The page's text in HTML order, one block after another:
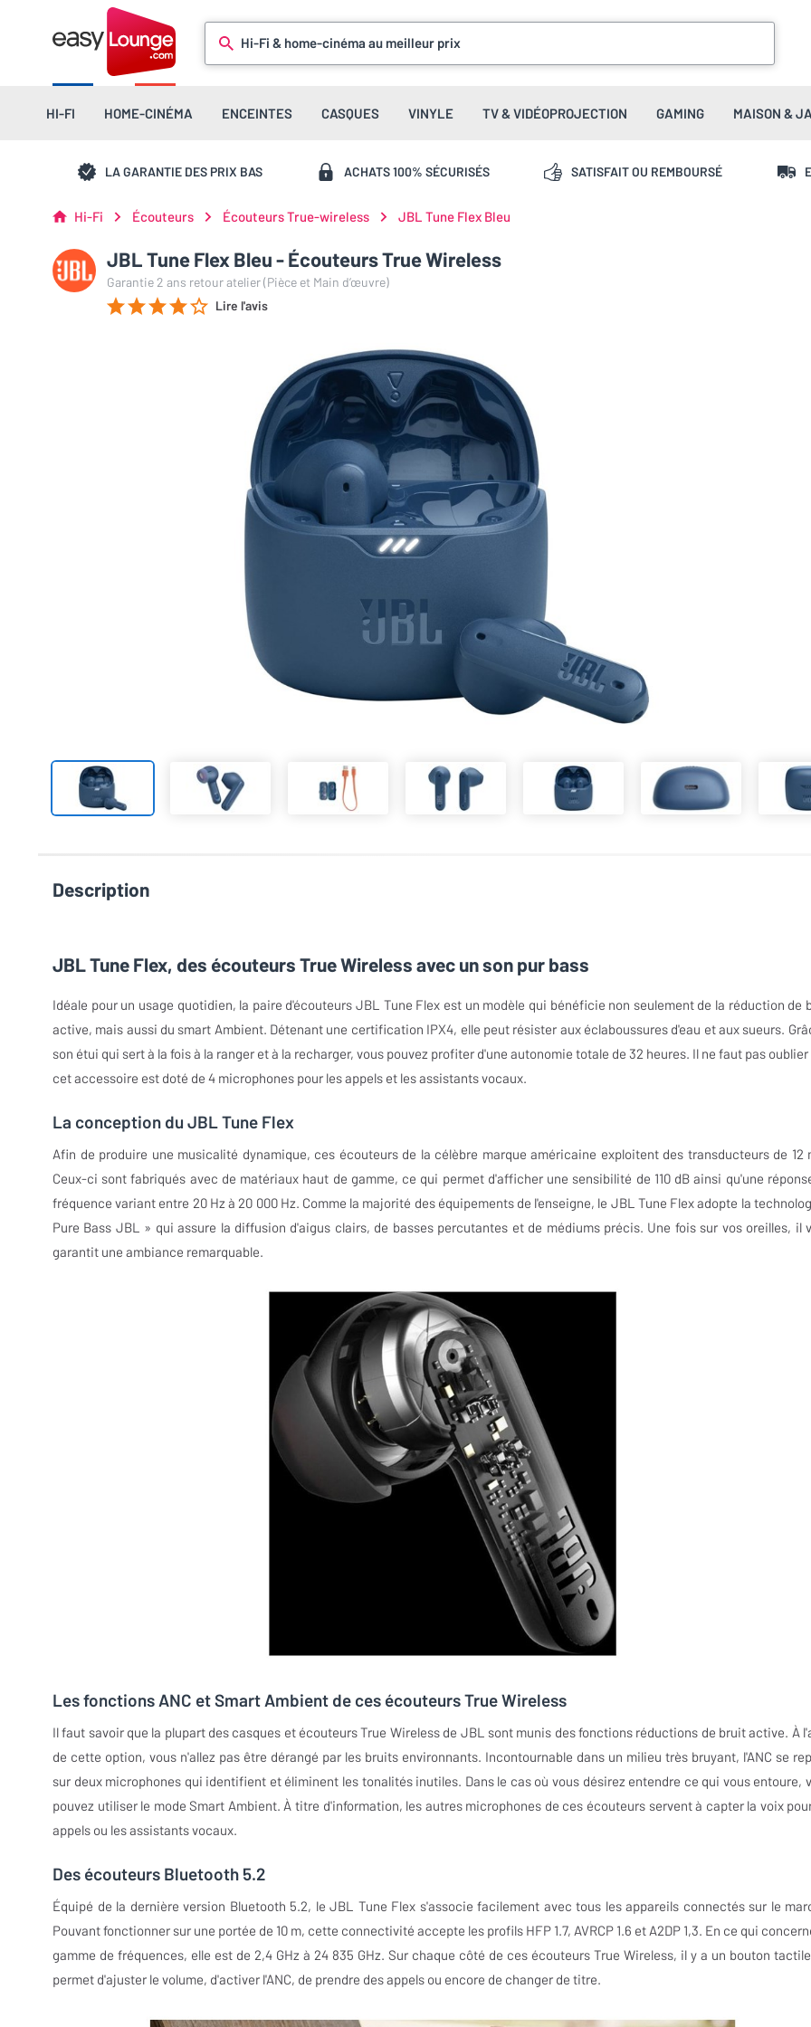
Hi-Fi & home-cinéma au meilleur prix
HI-FI HOME-CINÉMA ENCEINTES CASQUES VINYLE TV & VIDÉOPROJECTION GAMING MAISON &
LA GARANTIE DES PRIX BAS ACHATS 100% SÉCURISÉS SATISFAIT OU REMBOURSÉ
Hi-Fi Écouteurs Écouteurs True-wireless JBL Tune Flex Bleu
JBL Tune Flex Bleu - Écouteurs True Wireless
Garantie 2 ans retour atelier (Pièce et Main d’œuvre)
Lire l'avis
Description
JBL Tune Flex, des écouteurs True Wireless avec un son pur bass
Idéale pour un usage quotidien, la paire d'écouteurs JBL Tune Flex est un modèle qui bénéficie non seulement de la réduction de
active, mais aussi du smart Ambient. Détenant une certification IPX4, elle peut résister aux éclaboussures d'eau et aux sueurs.
son étui qui sert à la fois à la ranger et à la recharger, vous pouvez profiter d'une autonomie totale de 32 heures. Il ne faut pas oublier
cet accessoire est doté de 4 microphones pour les appels et les assistants vocaux.
La conception du JBL Tune Flex
Afin de produire une musicalité dynamique, ces écouteurs de la célèbre marque américaine exploitent des transducteurs de 12
Ceux-ci sont fabriqués avec de matériaux haut de gamme, ce qui permet d'afficher une sensibilité de 110 dB ainsi qu'une
fréquence variant entre 20 Hz à 20 000 Hz. Comme la majorité des équipements de l'enseigne, le JBL Tune Flex adopte la
Pure Bass JBL » qui assure la diffusion d'aigus clairs, de basses percutantes et de médiums précis. Une fois sur vos oreilles, il
garantit une ambiance remarquable.
Les fonctions ANC et Smart Ambient de ces écouteurs True Wireless
Il faut savoir que la plupart des casques et écouteurs True Wireless de JBL sont munis des fonctions réductions de bruit active. À
de cette option, vous n'allez pas être dérangé par les bruits environnants. Incontournable dans un milieu très bruyant, l'ANC se
sur deux microphones qui identifient et éliminent les tonalités inutiles. Dans le cas où vous désirez entendre ce qui vous entoure,
pouvez utiliser le mode Smart Ambient. À titre d'information, les autres microphones de ces écouteurs servent à capter la voix
appels ou les assistants vocaux.
Des écouteurs Bluetooth 5.2
Équipé de la dernière version Bluetooth 5.2, le JBL Tune Flex s'associe facilement avec tous les appareils connectés sur le
Pouvant fonctionner sur une portée de 10 m, cette connectivité accepte les profils HFP 1.7, AVRCP 1.6 et A2DP 1,3. En ce qui
gamme de fréquences, elle est de 2,4 GHz à 24 835 GHz. Sur chaque côté de ces écouteurs True Wireless, il y a un bouton
permet d'ajuster le volume, d'activer l'ANC, de prendre des appels ou encore de changer de titre.